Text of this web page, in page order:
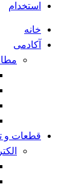
استخدام
خانه
آکادمی
قطعات و